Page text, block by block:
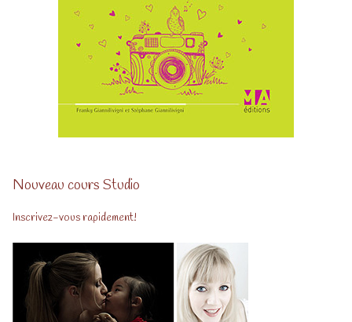
Nouveau cours Studio
Inscrivez-vous rapidement!